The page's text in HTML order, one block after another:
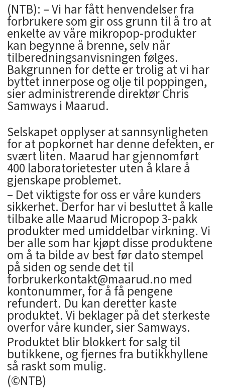
(NTB): – Vi har fått henvendelser fra
forbrukere som gir oss grunn til å tro at
enkelte av våre mikropop-produkter
kan begynne å brenne, selv når
tilberedningsanvisningen følges.
Bakgrunnen for dette er trolig at vi har
byttet innerpose og olje til poppingen,
sier administrerende direktør Chris
Samways i Maarud.
Selskapet opplyser at sannsynligheten
for at popkornet har denne defekten, er
svært liten. Maarud har gjennomført
400 laboratorietester uten å klare å
gjenskape problemet.
– Det viktigste for oss er våre kunders
sikkerhet. Derfor har vi besluttet å kalle
tilbake alle Maarud Micropop 3-pakk
produkter med umiddelbar virkning. Vi
ber alle som har kjøpt disse produktene
om å ta bilde av best før dato stempel
på siden og sende det til
forbrukerkontakt@maarud.no med
kontonummer, for å få pengene
refundert. Du kan deretter kaste
produktet. Vi beklager på det sterkeste
overfor våre kunder, sier Samways.
Produktet blir blokkert for salg til
butikkene, og fjernes fra butikkhyllene
så raskt som mulig.
(©NTB)